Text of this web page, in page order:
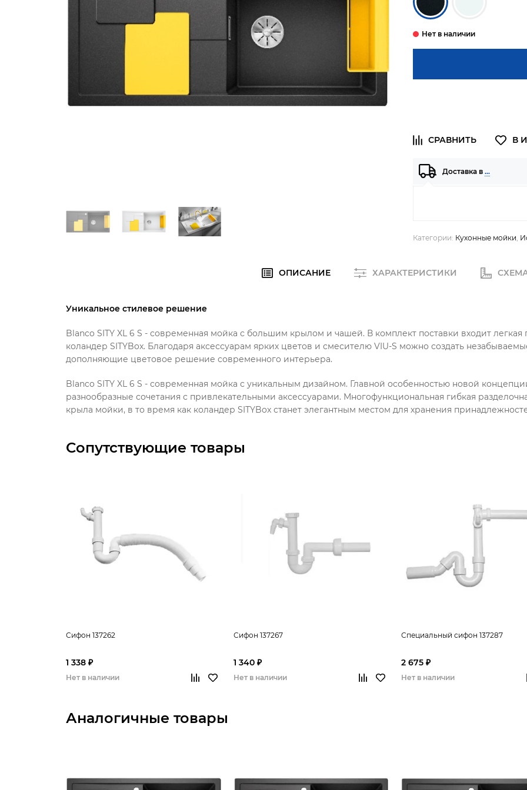
Доставка в …
Категории: Кухонные мойки,
ОПИСАНИЕ ХАРАКТЕРИСТИКИ
Уникальное стилевое решение
Blanco SITY XL 6 S - современная мойка с большим крылом и чашей. В комплект поставки входит легкая
коландер SITYBox. Благодаря аксессуарам ярких цветов и смесителю VIU-S можно создать
дополняющие цветовое решение современного интерьера.
Blanco SITY XL 6 S - современная мойка с уникальным дизайном. Главной особенностью новой
разнообразные сочетания с привлекательными аксессуарами. Многофункциональная гибкая
крыла мойки, в то время как коландер SITYBox станет элегантным местом для хранения
Сопутствующие товары
Сифон 137262
1 338 ₽
Нет в наличии
Сифон 137267
1 340 ₽
Нет в наличии
Специальный сифон 137287
2 675 ₽
Нет в наличии
Аналогичные товары